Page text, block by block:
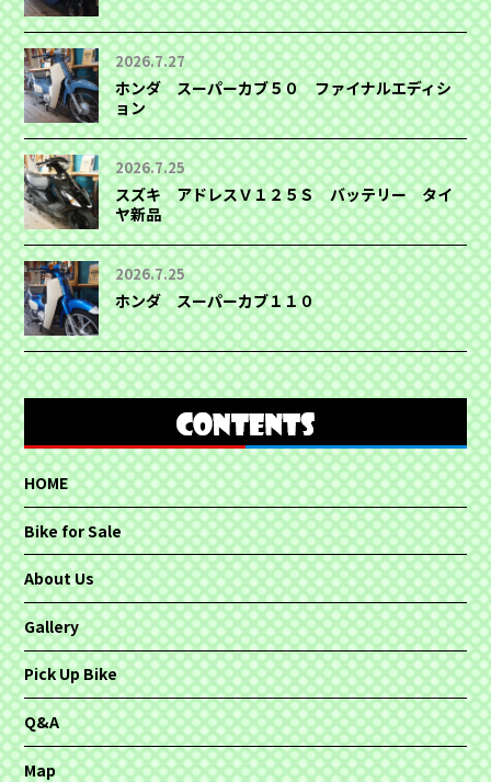
2026.7.27
ホンダ スーパーカブ５０ ファイナルエディシ
ョン
2026.7.25
スズキ アドレスＶ１２５Ｓ バッテリー タイ
ヤ新品
2026.7.25
ホンダ スーパーカブ１１０
HOME
Bike for Sale
About Us
Gallery
Pick Up Bike
Q&A
Map